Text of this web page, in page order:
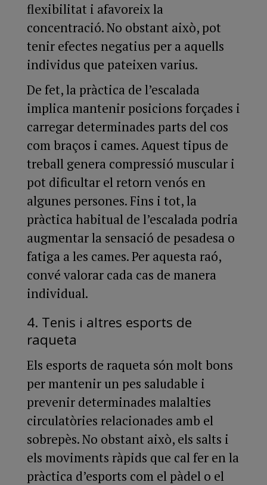
flexibilitat i afavoreix la
concentració. No obstant això, pot
tenir efectes negatius per a aquells
individus que pateixen varius.
De fet, la pràctica de l’escalada
implica mantenir posicions forçades i
carregar determinades parts del cos
com braços i cames. Aquest tipus de
treball genera compressió muscular i
pot dificultar el retorn venós en
algunes persones. Fins i tot, la
pràctica habitual de l’escalada podria
augmentar la sensació de pesadesa o
fatiga a les cames. Per aquesta raó,
convé valorar cada cas de manera
individual.
4. Tenis i altres esports de
raqueta
Els esports de raqueta són molt bons
per mantenir un pes saludable i
prevenir determinades malalties
circulatòries relacionades amb el
sobrepès. No obstant això, els salts i
els moviments ràpids que cal fer en la
pràctica d’esports com el pàdel o el